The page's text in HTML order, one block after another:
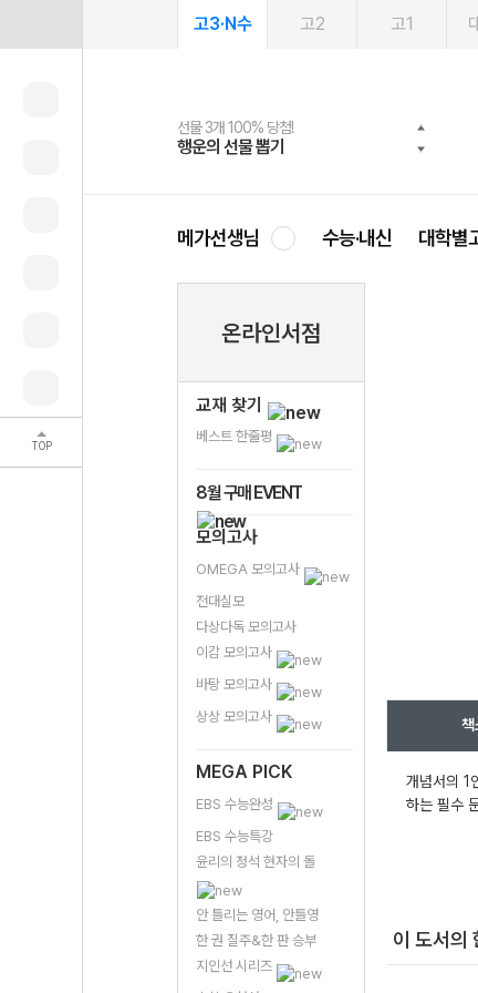
TOP
고3·N수 고2 고1
선물 3개 100% 당첨!
행운의 선물 뽑기
선물 100% 증정!
메가스터디 X 올리브
여름방학 스터디 캐시백
메가런 썸머스쿨
2027 러셀 단과
강사 공개선발
스마트러닝앱
설문 EVENT
메가패스
3일 무료 체험권
메가패스 수강생 무료혜택!
메가클럽 멤버십
사회공헌 캠페인
희망이룸 메가나눔
메가선생님 수능·내신 대학별
온라인서점
교재 찾기
베스트 한줄평
8월 구매 EVENT
모의고사
OMEGA 모의고사
전대실모
다상다독 모의고사
이감 모의고사
바탕 모의고사
상상 모의고사
MEGA PICK
EBS 수능완성
EBS 수능특강
윤리의 정석 현자의 돌
안 틀리는 영어, 안틀영
한 권 질주&한 판 승부
지인선 시리즈
책
개념서의 1
하는 필수
이 도서의